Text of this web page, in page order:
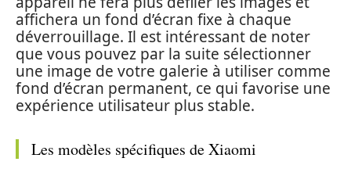
affichera un fond d’écran fixe à chaque
déverrouillage. Il est intéressant de noter
que vous pouvez par la suite sélectionner
une image de votre galerie à utiliser comme
fond d’écran permanent, ce qui favorise une
expérience utilisateur plus stable.
Les modèles spécifiques de Xiaomi